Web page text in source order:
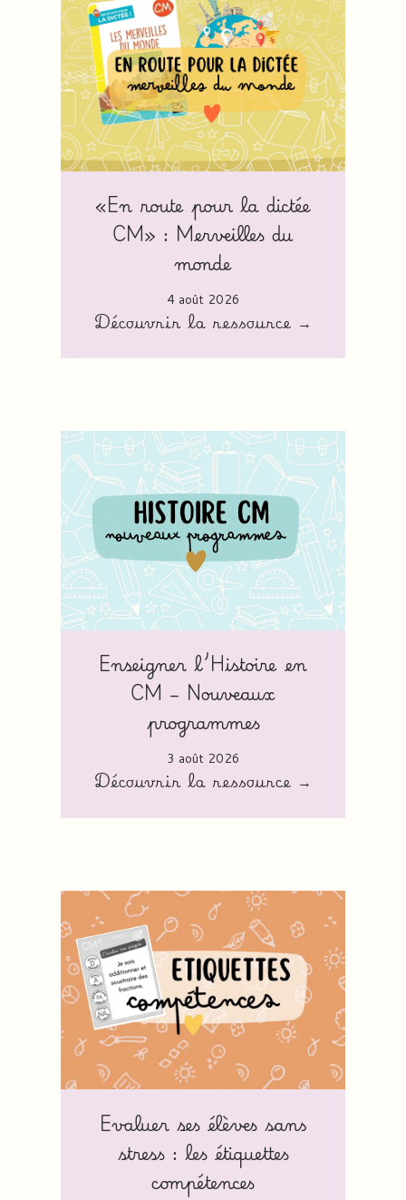
«En route pour la dictée
CM» : Merveilles du
monde
4 août 2026
Découvrir la ressource →
Enseigner l’Histoire en
CM – Nouveaux
programmes
3 août 2026
Découvrir la ressource →
Evaluer ses élèves sans
stress : les étiquettes
compétences